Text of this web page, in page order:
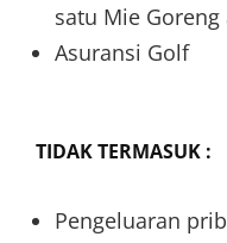
satu Mie
Asuransi Golf
TIDAK TERMASUK :
Pengeluaran